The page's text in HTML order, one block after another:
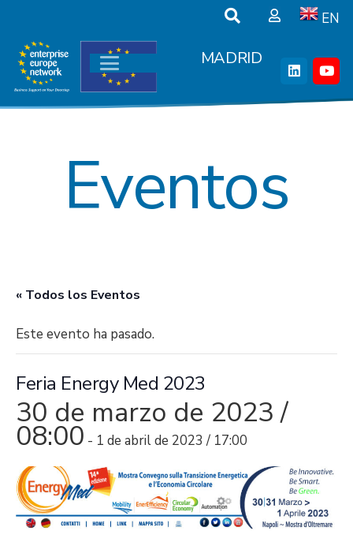
EN
MADRID
Eventos
« Todos los Eventos
Este evento ha pasado.
Feria Energy Med 2023
30 de marzo de 2023 /
08:00 - 1 de abril de 2023 / 17:00